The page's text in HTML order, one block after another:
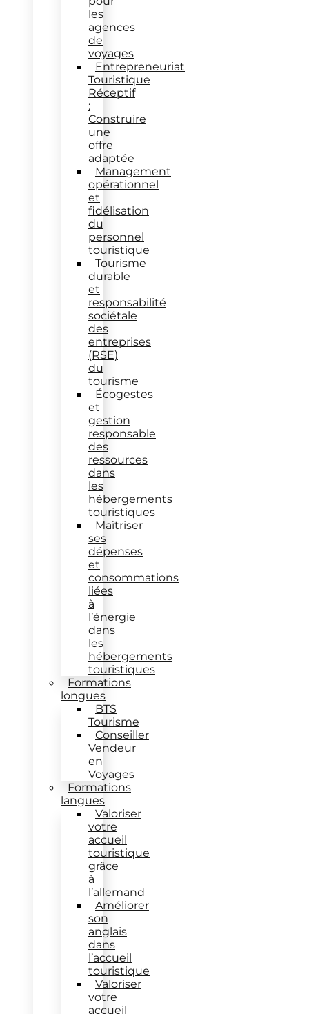
les
agences
de
voyages
Entrepreneuriat
Touristique
Réceptif
:
Construire
une
offre
adaptée
Management
opérationnel
et
fidélisation
du
personnel
touristique
Tourisme
durable
et
responsabilité
sociétale
des
entreprises
(RSE)
du
tourisme
Écogestes
et
gestion
responsable
des
ressources
dans
les
hébergements
touristiques
Maîtriser
ses
dépenses
et
consommations
liées
à
l’énergie
dans
les
hébergements
touristiques
Formations
longues
BTS
Tourisme
Conseiller
Vendeur
en
Voyages
Formations
langues
Valoriser
votre
accueil
touristique
grâce
à
l’allemand
Améliorer
son
anglais
dans
l’accueil
touristique
Valoriser
votre
accueil